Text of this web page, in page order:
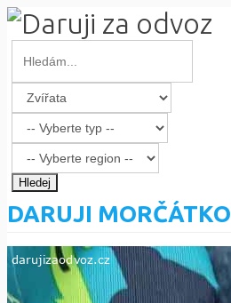
Hledej
DARUJI MORČÁTKO